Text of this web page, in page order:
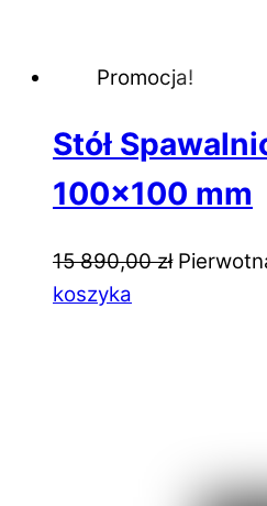
Promocja!
Stół
100×100 mm
15 890,00zł
koszyka